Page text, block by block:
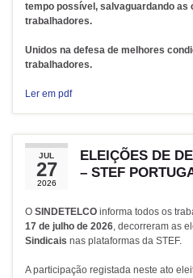
tempo possível, salvaguardando as
trabalhadores.
Unidos na defesa de melhores
trabalhadores.
Ler em pdf
JUL
27
2026
ELEIÇÕES DE
– STEF
O SINDETELCO informa todos os
17 de julho de 2026, decorreram as
Sindicais nas plataformas da STEF.
A participação registada neste ato